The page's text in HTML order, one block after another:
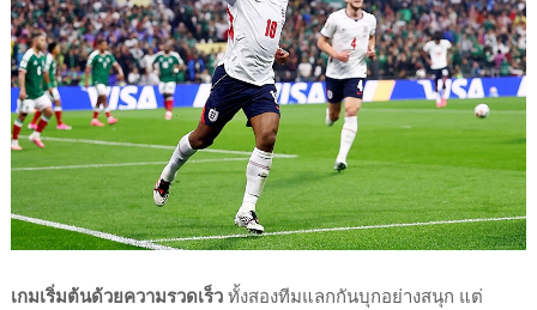
เกมเริ่มต้นด้วยความรวดเร็ว ทั้งสองทีมแลกกันบุกอย่างสนุก แต่